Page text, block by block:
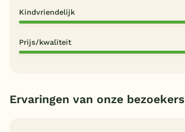
Kindvriendelijk
Prijs/kwaliteit
Ervaringen van onze bezoekers